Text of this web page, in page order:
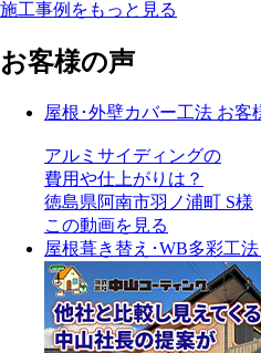
施工事例をもっと見る
お客様の声
屋根･外壁カバー工法 お客
アルミサイディングの
費用や仕上がりは？
徳島県阿南市羽ノ浦町 S様
この動画を見る
屋根葺き替え･WB多彩工